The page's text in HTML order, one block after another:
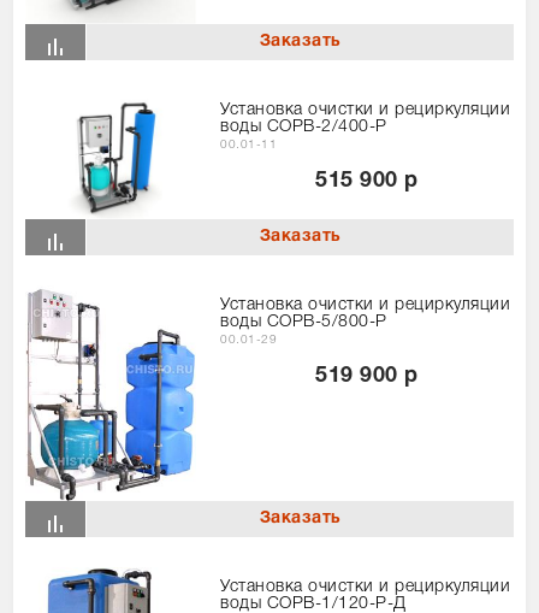
Установка очистки и рециркуляции
воды СОРВ-2/400-Р
00.01-11
515 900 р
Установка очистки и рециркуляции
воды СОРВ-5/800-Р
00.01-29
519 900 р
Установка очистки и рециркуляции
воды СОРВ-1/120-Р-Д